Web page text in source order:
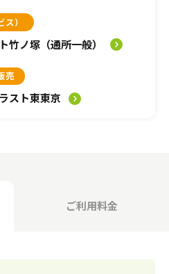
）
竹ノ塚（通所一般）
売
スト東東京
ご利用料金